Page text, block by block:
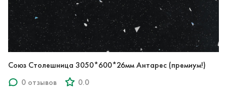
Союз Столешница 3050*600*26мм Антарес (премиум!)
0 отзывов
0.0